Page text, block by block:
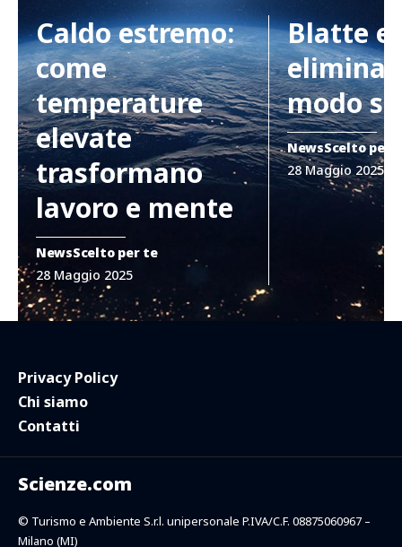
Caldo estremo:
come
temperature
elevate
trasformano
lavoro e mente
NewsScelto per te
28 Maggio 2025
Blatte e
modo
NewsScelto per
28 Maggio 2025
Scienze.com
© Turismo e Ambiente S.r.l. unipersonale P.IVA/C.F. 08875060967 –
Milano (MI)
Privacy Policy
Chi siamo
Contatti